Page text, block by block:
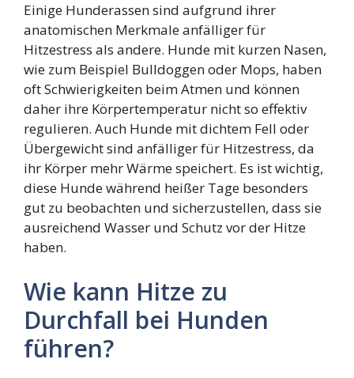
Einige Hunderassen sind aufgrund ihrer
anatomischen Merkmale anfälliger für
Hitzestress als andere. Hunde mit kurzen Nasen,
wie zum Beispiel Bulldoggen oder Mops, haben
oft Schwierigkeiten beim Atmen und können
daher ihre Körpertemperatur nicht so effektiv
regulieren. Auch Hunde mit dichtem Fell oder
Übergewicht sind anfälliger für Hitzestress, da
ihr Körper mehr Wärme speichert. Es ist wichtig,
diese Hunde während heißer Tage besonders
gut zu beobachten und sicherzustellen, dass sie
ausreichend Wasser und Schutz vor der Hitze
haben.
Wie kann Hitze zu
Durchfall bei Hunden
führen?